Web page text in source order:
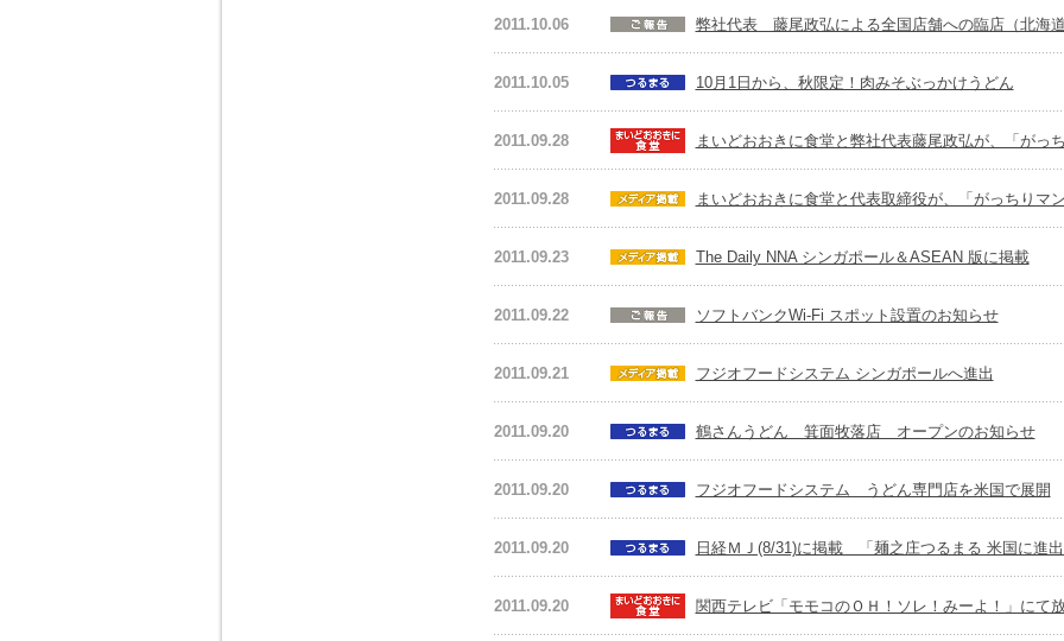
2011.10.06 弊社代表 藤尾政弘による全国店舗への臨店（北海道
2011.10.05 10月1日から、秋限定！肉みそぶっかけうどん
2011.09.28 まいどおおきに食堂と弊社代表藤尾政弘が、「がっ
2011.09.28 まいどおおきに食堂と代表取締役が、「がっちりマ
2011.09.23 The Daily NNA シンガポール＆ASEAN 版に掲載
2011.09.22 ソフトバンクWi-Fi スポット設置のお知らせ
2011.09.21 フジオフードシステム シンガポールへ進出
2011.09.20 鶴さんうどん 箕面牧落店 オープンのお知らせ
2011.09.20 フジオフードシステム うどん専門店を米国で展開
2011.09.20 日経ＭＪ(8/31)に掲載 「麺之庄つるまる 米国に進出
2011.09.20 関西テレビ「モモコのＯＨ！ソレ！みーよ！」にて